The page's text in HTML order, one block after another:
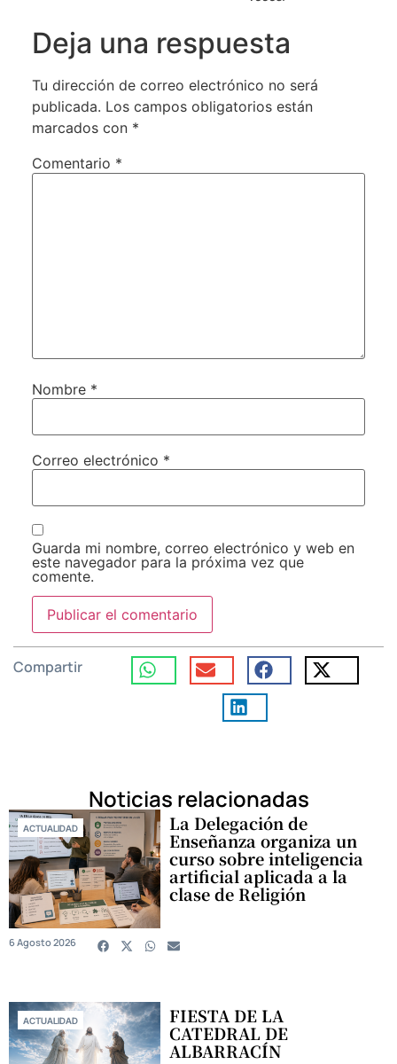
Deja una respuesta
Tu dirección de correo electrónico no será
publicada. Los campos obligatorios están
marcados con *
Comentario *
Nombre *
Correo electrónico *
Guarda mi nombre, correo electrónico y web en
este navegador para la próxima vez que
comente.
Compartir
Noticias relacionadas
ACTUALIDAD La Delegación de
Enseñanza organiza un
curso sobre inteligencia
artificial aplicada a la
clase de Religión
6 Agosto 2026
ACTUALIDAD FIESTA DE LA
CATEDRAL DE
ALBARRACÍN